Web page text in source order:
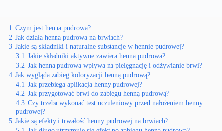
1 Czym jest henna pudrowa?
2 Jak działa henna pudrowa na brwiach?
3 Jakie są składniki i naturalne substancje w hennie pudrowej?
3.1 Jakie składniki aktywne zawiera henna pudrowa?
3.2 Jak henna pudrowa wpływa na pielęgnację i odżywianie brwi?
4 Jak wygląda zabieg koloryzacji henną pudrową?
4.1 Jak przebiega aplikacja henny pudrowej?
4.2 Jak przygotować brwi do zabiegu henną pudrową?
4.3 Czy trzeba wykonać test uczuleniowy przed nałożeniem henny
pudrowej?
5 Jakie są efekty i trwałość henny pudrowej na brwiach?